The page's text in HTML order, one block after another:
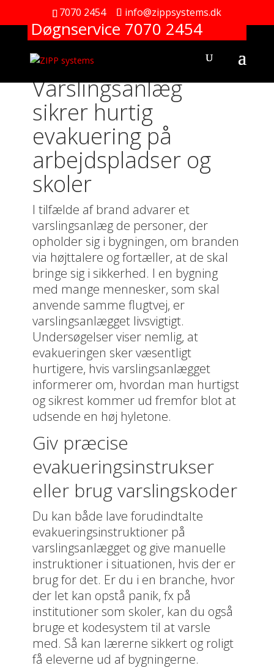
7070 2454 info@zippsystems.dk
Døgnservice 7070 2454
Varslingsanlæg
sikrer hurtig
evakuering på
arbejdspladser og
skoler
I tilfælde af brand advarer et
varslingsanlæg de personer, der
opholder sig i bygningen, om branden
via højttalere og fortæller, at de skal
bringe sig i sikkerhed. I en bygning
med mange mennesker, som skal
anvende samme flugtvej, er
varslingsanlægget livsvigtigt.
Undersøgelser viser nemlig, at
evakueringen sker væsentligt
hurtigere, hvis varslingsanlægget
informerer om, hvordan man hurtigst
og sikrest kommer ud fremfor blot at
udsende en høj hyletone.
Giv præcise
evakueringsinstrukser
eller brug varslingskoder
Du kan både lave forudindtalte
evakueringsinstruktioner på
varslingsanlægget og give manuelle
instruktioner i situationen, hvis der er
brug for det. Er du i en branche, hvor
der let kan opstå panik, fx på
institutioner som skoler, kan du også
bruge et kodesystem til at varsle
med. Så kan lærerne sikkert og roligt
få eleverne ud af bygningerne.